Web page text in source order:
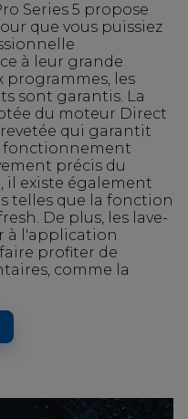
Series 5 propose
que vous puissiez
à leur grande
programmes, les
sont garantis. La
du moteur Direct
qui garantit
fonctionnement
précis du
il existe également
telles que la fonction
De plus, les lave-
à l'application
profiter de
comme la